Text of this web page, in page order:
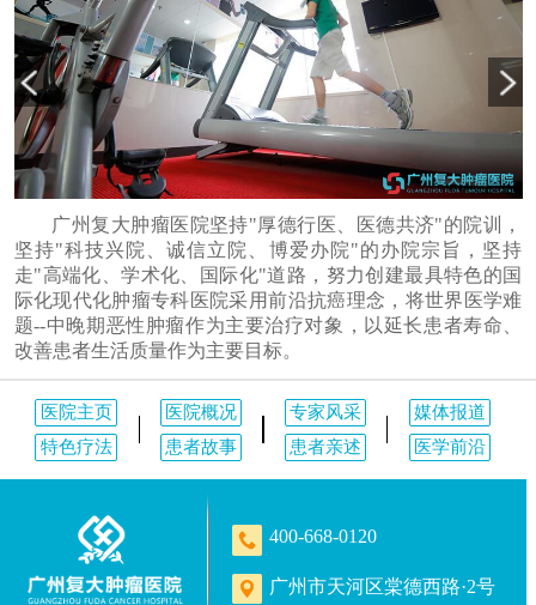
广州复大肿瘤医院坚持"厚德行医、医德共济"的院训，
坚持"科技兴院、诚信立院、博爱办院"的办院宗旨，坚持
走"高端化、学术化、国际化"道路，努力创建最具特色的国
际化现代化肿瘤专科医院采用前沿抗癌理念，将世界医学难
题--中晚期恶性肿瘤作为主要治疗对象，以延长患者寿命、
改善患者生活质量作为主要目标。
医院主页 医院概况 专家风采
媒体报道
特色疗法
患者故事 患者亲述 医学前沿
400-668-0120
广州市天河区棠德西路·2号